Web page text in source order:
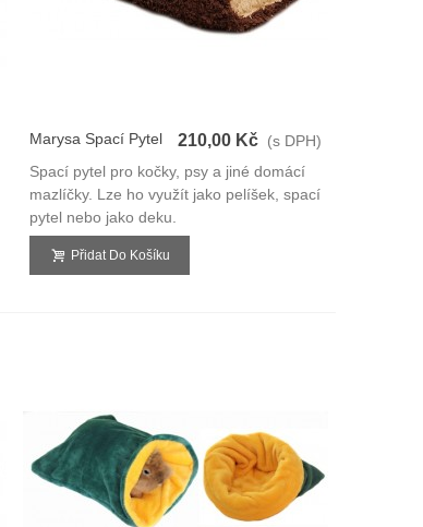
Marysa Spací Pytel
210,00 Kč (s DPH)
Spací pytel pro kočky, psy a jiné domácí
mazlíčky. Lze ho využít jako pelíšek, spací
pytel nebo jako deku.
Přidat Do Košíku